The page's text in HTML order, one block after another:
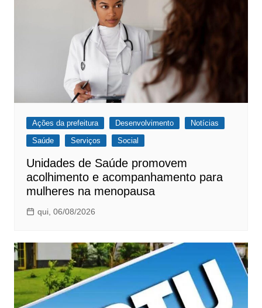
Ações da prefeitura Desenvolvimento
Notícias
Saúde
Serviços Social
Unidades de Saúde promovem
acolhimento e acompanhamento para
mulheres na menopausa
qui, 06/08/2026